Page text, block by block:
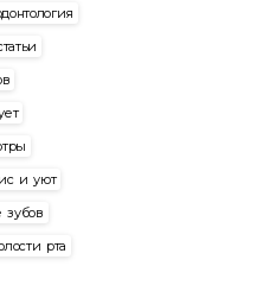
и уют
зубов
рта